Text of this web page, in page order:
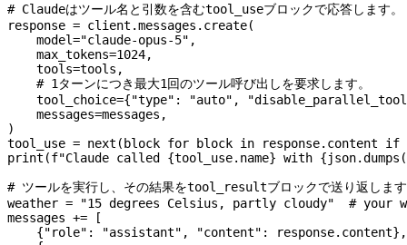
# Claudeはツール名と引数を含むtool_useブロックで応答します。
response = client.messages.create(
    model
="claude-opus-5" ,
    max_tokens
=1024,
    tools
=tools,
    # 1ターンにつき最大1回のツール呼び出しを要求します。
    tool_choice
={"type" : "auto" ,
    messages
=messages,
)
tool_use = next (block for block in response.content if
print (f"Claude called {tool_use.name} with {
# ツールを実行し、その結果をtool_resultブロックで送り返しま
weather = "15 degrees Celsius, partly cloudy"
# your
messages += [
    {
"role" : "assistant" , "content" : response.content},